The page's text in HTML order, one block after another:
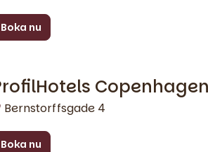
Boka nu
Köpenhamn
Bernstorffsgade 4
Boka nu